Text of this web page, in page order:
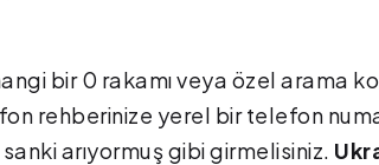
bir 0 rakamı veya özel arama
rehberinize yerel bir telefon
arıyormuş gibi girmelisiniz.